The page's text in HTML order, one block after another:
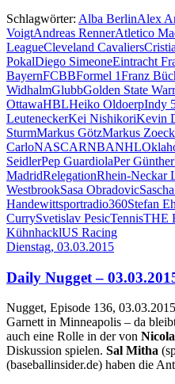
Schlagwörter: Alba BerlinAlex
VoigtAndreas RennerAtletico
LeagueCleveland Cavaliers
PokalDiego SimeoneEintracht
BayernFCBBFormel 1Franz
WidhalmGlubbGolden State
OttawaHBLHeiko OldoerpIndy
LeuteneckerKei NishikoriKevin
SturmMarkus GötzMarkus
CarloNASCARNBANHL
SeidlerPep GuardiolaPer Günther
MadridRelegationRhein-Neckar
WestbrookSasa Obradovic
Handewittsportradio360Stefan
CurrySvetislav PesicTennisTHE
KühnhacklUS Racing
Dienstag, 03.03.2015
Daily Nugget –
Nugget, Episode 136,
Garnett in Minneapolis – da
auch eine Rolle in der von
Diskussion spielen. Sal Mitha
(baseballinsider.de) haben die